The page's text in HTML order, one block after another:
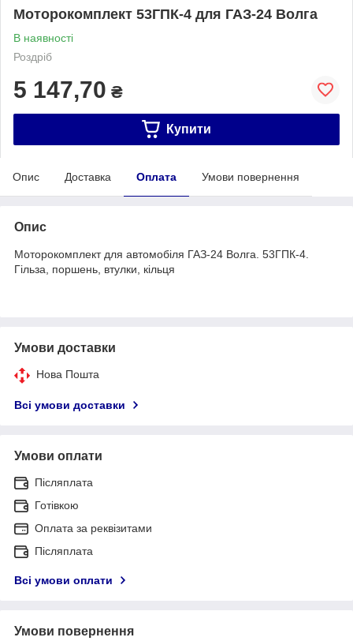
Моторокомплект 53ГПК-4 для ГАЗ-24 Волга
В наявності
Роздріб
5 147,70 ₴
Купити
Опис Доставка Оплата Умови повернення
Опис
Моторокомплект для автомобіля ГАЗ-24 Волга. 53ГПК-4.
Гільза, поршень, втулки, кільця
Умови доставки
Нова Пошта
Всі умови доставки
Умови оплати
Післяплата
Готівкою
Оплата за реквізитами
Післяплата
Всі умови оплати
Умови повернення